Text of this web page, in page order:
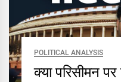
POLITICAL ANALYSIS
क्या परिसीमन